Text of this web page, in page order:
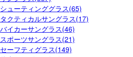
シューティンググラス(65)
タクティカルサングラス(17)
バイカーサングラス(46)
スポーツサングラス(21)
セーフティグラス(149)